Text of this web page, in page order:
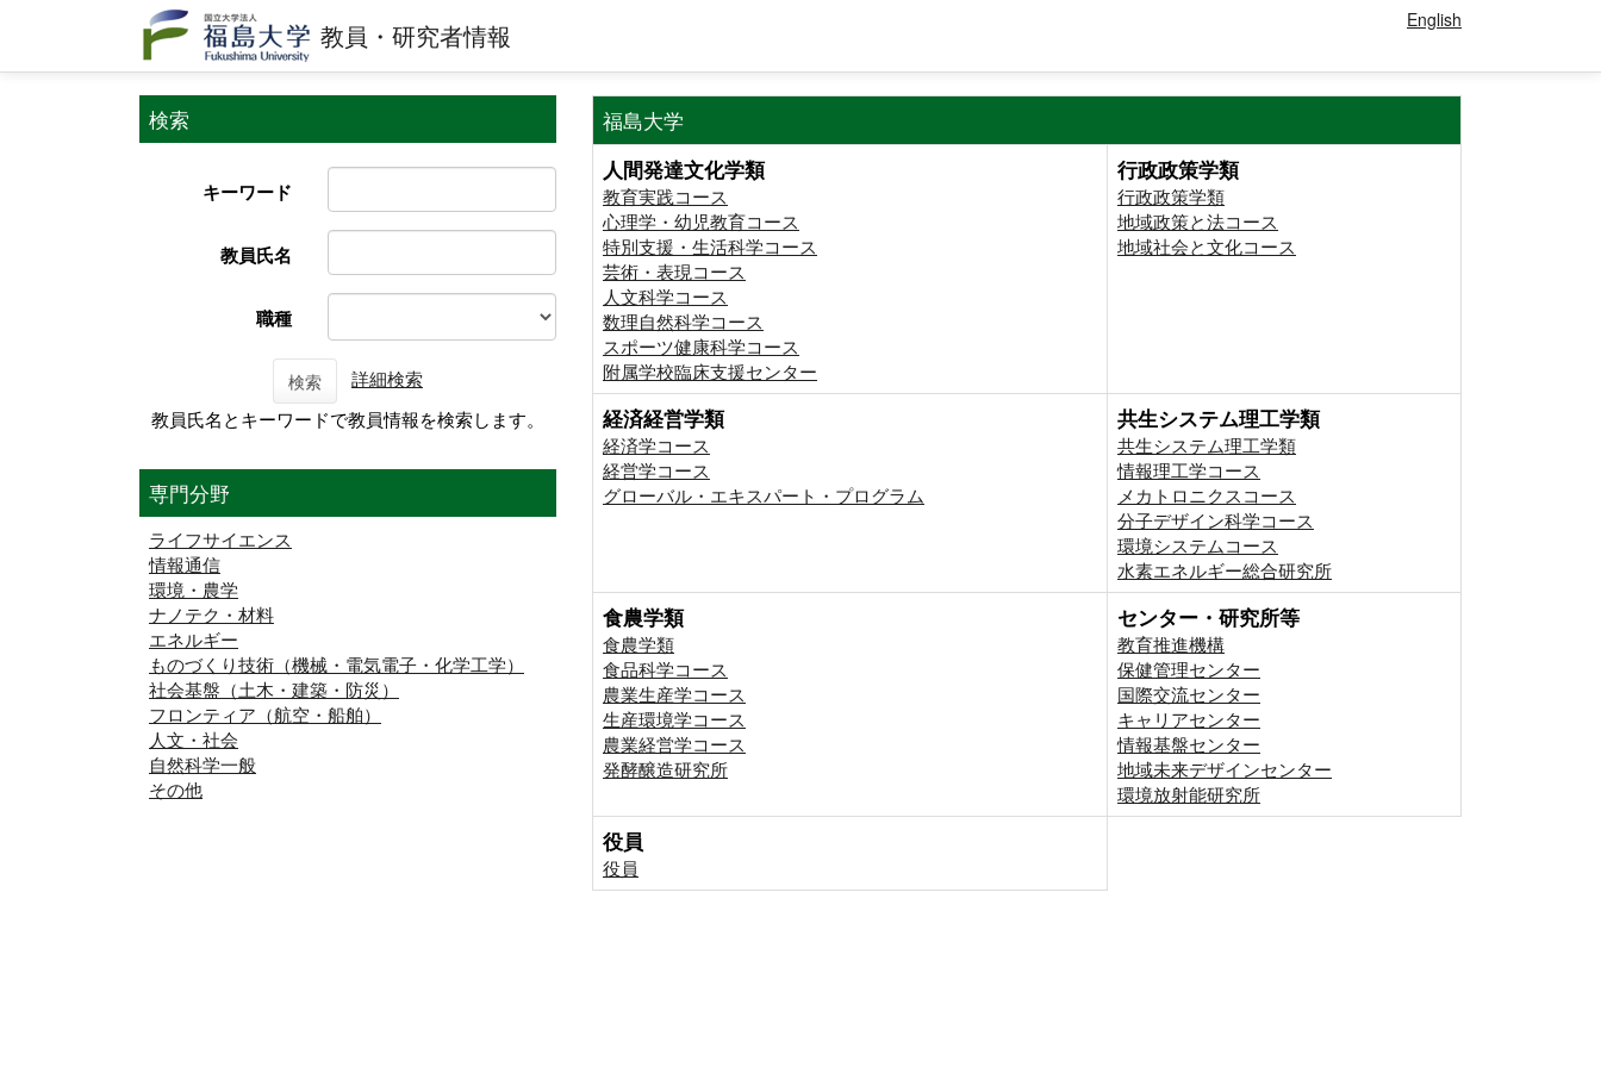
教員・研究者情報 English
検索
キーワード
教員氏名
職種
検索
詳細検索
教員氏名とキーワードで教員情報を検索します。
専門分野
ライフサイエンス
情報通信
環境・農学
ナノテク・材料
エネルギー
ものづくり技術（機械・電気電子・化学工学）
社会基盤（土木・建築・防災）
フロンティア（航空・船舶）
人文・社会
自然科学一般
その他
福島大学
人間発達文化学類
教育実践コース
心理学・幼児教育コース
特別支援・生活科学コース
芸術・表現コース
人文科学コース
数理自然科学コース
スポーツ健康科学コース
附属学校臨床支援センター
行政政策学類
行政政策学類
地域政策と法コース
地域社会と文化コース
経済経営学類
経済学コース
経営学コース
グローバル・エキスパート・プログラム
共生システム理工学類
共生システム理工学類
情報理工学コース
メカトロニクスコース
分子デザイン科学コース
環境システムコース
⽔素エネルギー総合研究所
食農学類
食農学類
食品科学コース
農業生産学コース
生産環境学コース
農業経営学コース
発酵醸造研究所
センター・研究所等
教育推進機構
保健管理センター
国際交流センター
キャリアセンター
情報基盤センター
地域未来デザインセンター
環境放射能研究所
役員
役員